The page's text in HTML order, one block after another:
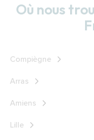
Où nous
Compiègne
Arras
Amiens
Lille